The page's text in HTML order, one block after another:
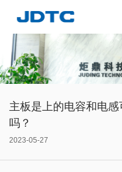
主板是上的电容和电
吗？
2023-05-27